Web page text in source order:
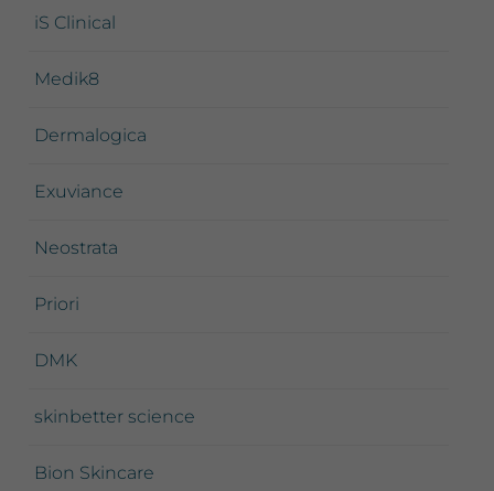
iS Clinical
Medik8
Dermalogica
Exuviance
Neostrata
Priori
DMK
skinbetter science
Bion Skincare